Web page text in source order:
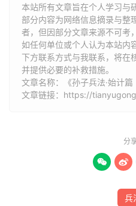
本站所有文章旨在个人学习与
部分内容为网络信息摘录与整
者，但因部分文章来源不可考
如任何单位或个人认为本站内
下方联系方式与我联系​​，将在
并提供必要的补救措施。
文章名称：《孙子兵法·始计篇
文章链接： https://
分
 
兵